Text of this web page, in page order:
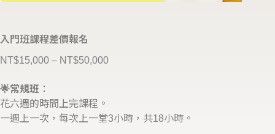
入門班課程差價報名
NT$15,000 – NT$50,000
🌟常規班 ：
花六週的時間上完課程。
一週上一次，每次上一堂3小時，共18小時。